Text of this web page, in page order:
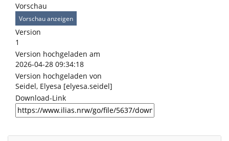
Vorschau
Vorschau anzeigen
Version
1
Version hochgeladen am
2026-04-28 09:34:18
Version hochgeladen von
Seidel, Elyesa [elyesa.seidel]
Download-Link